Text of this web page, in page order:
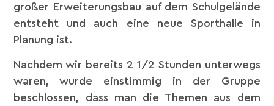
großer Erweiterungsbau auf dem Schulgelände
entsteht und auch eine neue Sporthalle in
Planung ist.
Nachdem wir bereits 2 1/2 Stunden unterwegs
waren, wurde einstimmig in der Gruppe
beschlossen, dass man die Themen aus dem